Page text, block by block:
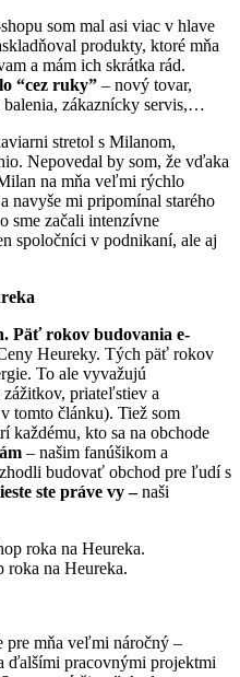
som mal asi viac v hlave
produkty, ktoré mňa
a mám ich skrátka rád.
“cez ruky” – nový tovar,
zákaznícky servis,…
stretol s Milanom,
Nepovedal by som, že vďaka
na mňa veľmi rýchlo
navyše mi pripomínal starého
sme začali intenzívne
spoločníci v podnikaní, ale aj
Päť rokov budovania e-
Heureky. Tých päť rokov
To ale vyvažujú
priateľstiev a
tomto článku). Tiež som
každému, kto sa na obchode
– našim fanúšikom a
budovať obchod pre ľudí s
ste práve vy –naši
roka na Heureka.
pre mňa veľmi náročný –
ďalšími pracovnými projektmi